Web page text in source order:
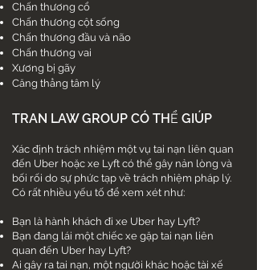
Chấn thương cổ
Chấn thương cột sống
Chấn thương đầu và não
Chấn thương vai
Xương bị gãy
Căng thẳng tâm lý
TRAN LAW GROUP CÓ THỂ GIÚP
Xác định trách nhiệm một vụ tai nạn liên quan
đến Uber hoặc xe Lyft có thể gây nản lòng và
bối rối do sự phức tạp về trách nhiệm pháp lý.
Có rất nhiều yếu tố để xem xét như:
Bạn là hành khách đi xe Uber hay Lyft?
Bạn đang lái một chiếc xe gặp tai nạn liên
quan đến Uber hay Lyft?
Ai gây ra tai nạn, một người khác hoặc tài xế